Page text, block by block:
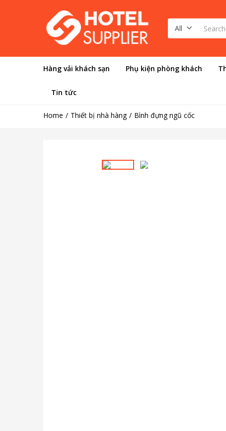
All
Hàng vải khách sạn Phụ kiện phòng khách
Tin tức
Home Thiết bị nhà hàng Bình đựng ngũ cốc